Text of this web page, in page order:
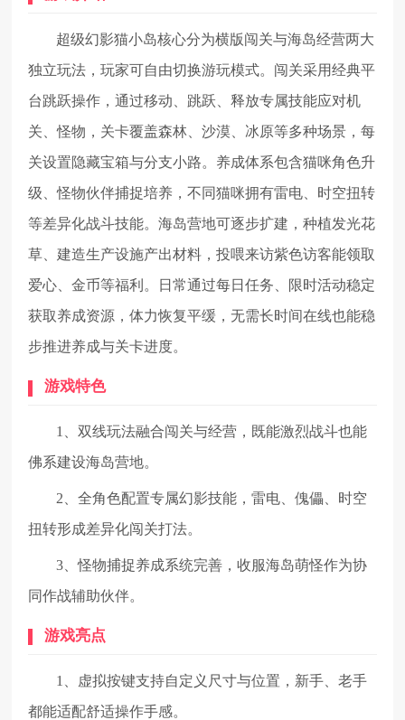
超级幻影猫小岛核心分为横版闯关与海岛经营两大
独立玩法，玩家可自由切换游玩模式。闯关采用经典平
台跳跃操作，通过移动、跳跃、释放专属技能应对机
关、怪物，关卡覆盖森林、沙漠、冰原等多种场景，每
关设置隐藏宝箱与分支小路。养成体系包含猫咪角色升
级、怪物伙伴捕捉培养，不同猫咪拥有雷电、时空扭转
等差异化战斗技能。海岛营地可逐步扩建，种植发光花
草、建造生产设施产出材料，投喂来访紫色访客能领取
爱心、金币等福利。日常通过每日任务、限时活动稳定
获取养成资源，体力恢复平缓，无需长时间在线也能稳
步推进养成与关卡进度。
游戏特色
1、双线玩法融合闯关与经营，既能激烈战斗也能
佛系建设海岛营地。
2、全角色配置专属幻影技能，雷电、傀儡、时空
扭转形成差异化闯关打法。
3、怪物捕捉养成系统完善，收服海岛萌怪作为协
同作战辅助伙伴。
游戏亮点
1、虚拟按键支持自定义尺寸与位置，新手、老手
都能适配舒适操作手感。